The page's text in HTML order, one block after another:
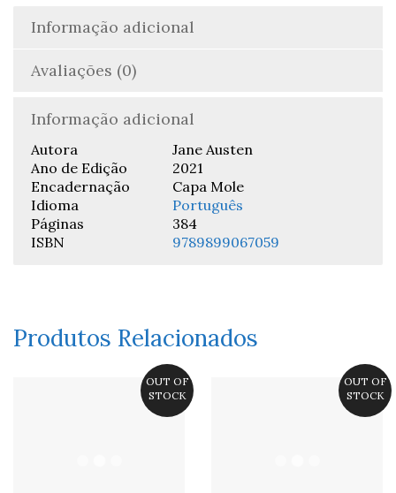
Informação adicional
Avaliações (0)
Informação adicional
Autora
Jane Austen
Ano de Edição
2021
Encadernação
Capa Mole
Idioma
Português
Páginas
384
ISBN
9789899067059
Produtos Relacionados
OUT OF
STOCK
OUT OF
STOCK